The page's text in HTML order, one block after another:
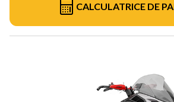
CALCULATRICE DE